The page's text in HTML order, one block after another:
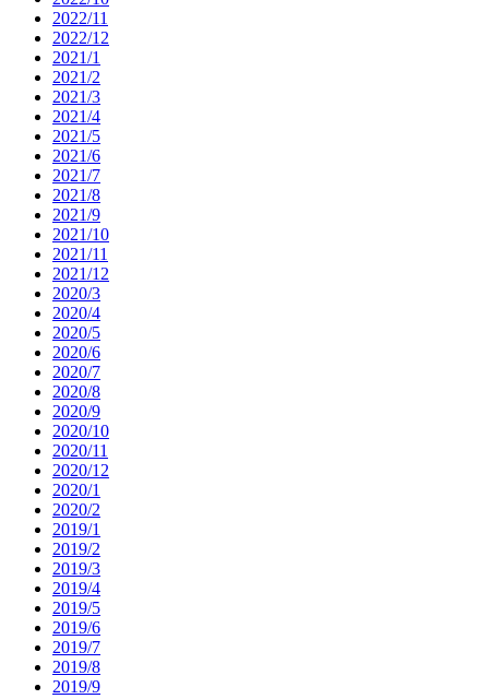
2022/11
2022/12
2021/1
2021/2
2021/3
2021/4
2021/5
2021/6
2021/7
2021/8
2021/9
2021/10
2021/11
2021/12
2020/3
2020/4
2020/5
2020/6
2020/7
2020/8
2020/9
2020/10
2020/11
2020/12
2020/1
2020/2
2019/1
2019/2
2019/3
2019/4
2019/5
2019/6
2019/7
2019/8
2019/9